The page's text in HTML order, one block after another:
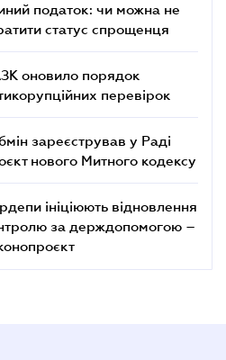
податок: чи можна не
статус спрощенця
оновило порядок
перевірок
зареєстрував у Раді
нового Митного кодексу
ініціюють відновлення
за держдопомогою –